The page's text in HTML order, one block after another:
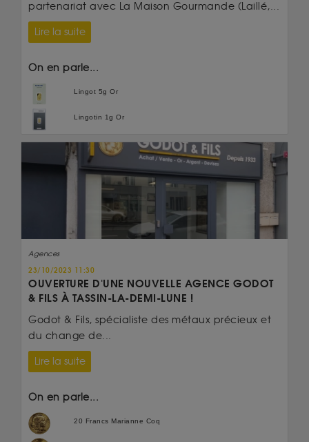
partenariat avec La Maison Gourmande (Laillé,...
Lire la suite
On en parle...
Lingot 5g Or
Lingotin 1g Or
Agences
23/10/2023 11:30
OUVERTURE D'UNE NOUVELLE AGENCE GODOT
& FILS À TASSIN-LA-DEMI-LUNE !
Godot & Fils, spécialiste des métaux précieux et
du change de...
Lire la suite
On en parle...
20 Francs Marianne Coq